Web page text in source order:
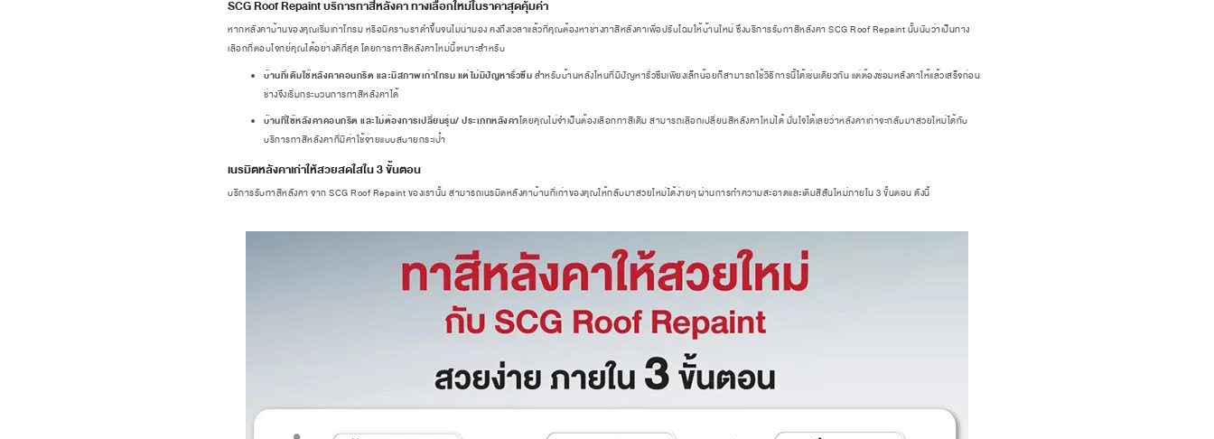
SCG Roof Repaint บริการทาสีหลังคา ทางเลือกใหม่ในราคาสุดคุ้มค่า
หากหลังคาบ้านของคุณเริ่มเก่าโทรม หรือมีคราบราดำขึ้นจนไม่น่ามอง คงถึงเวลาแล้วที่คุณต้องหาช่างทาสีหลังคาเพื่อปรับโฉมให้บ้านใหม่ ซึ่งบริการรับทาสีหลังคา SCG Roof Repaint นั้นนับว่าเป็นทาง
เลือกที่ตอบโจทย์คุณได้อย่างดีที่สุด โดยการทาสีหลังคาใหม่นี้เหมาะสำหรับ
บ้านที่เดิมใช้หลังคาคอนกรีต และมีสภาพเก่าโทรม แต่ไม่มีปัญหารั่วซึมสำหรับบ้านหลังไหนที่มีปัญหารั่วซึมเพียงเล็กน้อยก็สามารถใช้วิธีการนี้ได้เช่นเดียวกัน แต่ต้องซ่อมหลังคาให้แล้วเสร็จก่อน
ช่างจึงเริ่มกระบวนการทาสีหลังคาได้
บ้านที่ใช้หลังคาคอนกรีต และไม่ต้องการเปลี่ยนรุ่น/ ประเภทหลังคาโดยคุณไม่จำเป็นต้องเลือกทาสีเดิม สามารถเลือกเปลี่ยนสีหลังคาใหม่ได้ มั่นใจได้เลยว่าหลังคาเก่าจะกลับมาสวยใหม่ได้กับ
บริการทาสีหลังคาที่มีค่าใช้จ่ายแบบสบายกระเป๋า
เนรมิตหลังคาเก่าให้สวยสดใสใน 3 ขั้นตอน
บริการรับทาสีหลังคา จาก SCG Roof Repaint ของเรานั้น สามารถเนรมิตหลังคาบ้านที่เก่าของคุณให้กลับมาสวยใหม่ได้ง่ายๆ ผ่านการทำความสะอาดและเติมสีสันใหม่ภายใน 3 ขั้นตอน ดังนี้